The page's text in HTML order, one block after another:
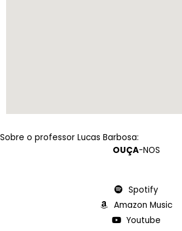
Sobre o professor Lucas Barbosa:
OUÇA-NOS
Spotify
Amazon Music
Youtube